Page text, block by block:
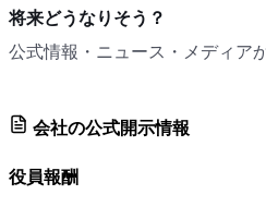
将来どうなりそう？
公式情報・ニュース・メディア
会社の公式開示情報
役員報酬